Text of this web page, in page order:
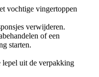
vochtige vingertoppen
verwijderen.
of een
starten.
lepel uit de verpakking